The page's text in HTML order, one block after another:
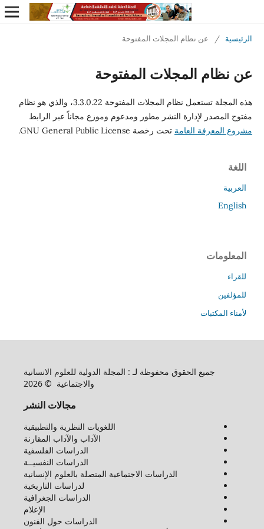
الرئيسية / عن نظام المجلات المفتوحة
عن نظام المجلات المفتوحة
هذه المجلة تستعمل نظام المجلات المفتوحة 3.3.0.22، والذي هو نظام
مفتوح المصدر لإدارة النشر مطور ومدعوم وموزع مجاناً عبر الرابط
مشروع المعرفة العامة تحت رخصة GNU General Public License.
اللغة
العربية
English
المعلومات
للقراء
للمؤلفين
لأمناء المكتبات
جميع الحقوق محفوظة لـ : المجلة الدولية للعلوم الانسانية
والاجتماعية © 2026
مجالات النشر
اللغويات النظرية والتطبيقية
الآداب والآداب المقارنة
الدراسات الفلسفية
الدراسات النفسيــة
الدراسات الاجتماعية المتصلة بالعلوم الإنسانية
لدراسات التاريخية
الدراسات الجغرافية
الإعلام
الدراسات حول الفنون